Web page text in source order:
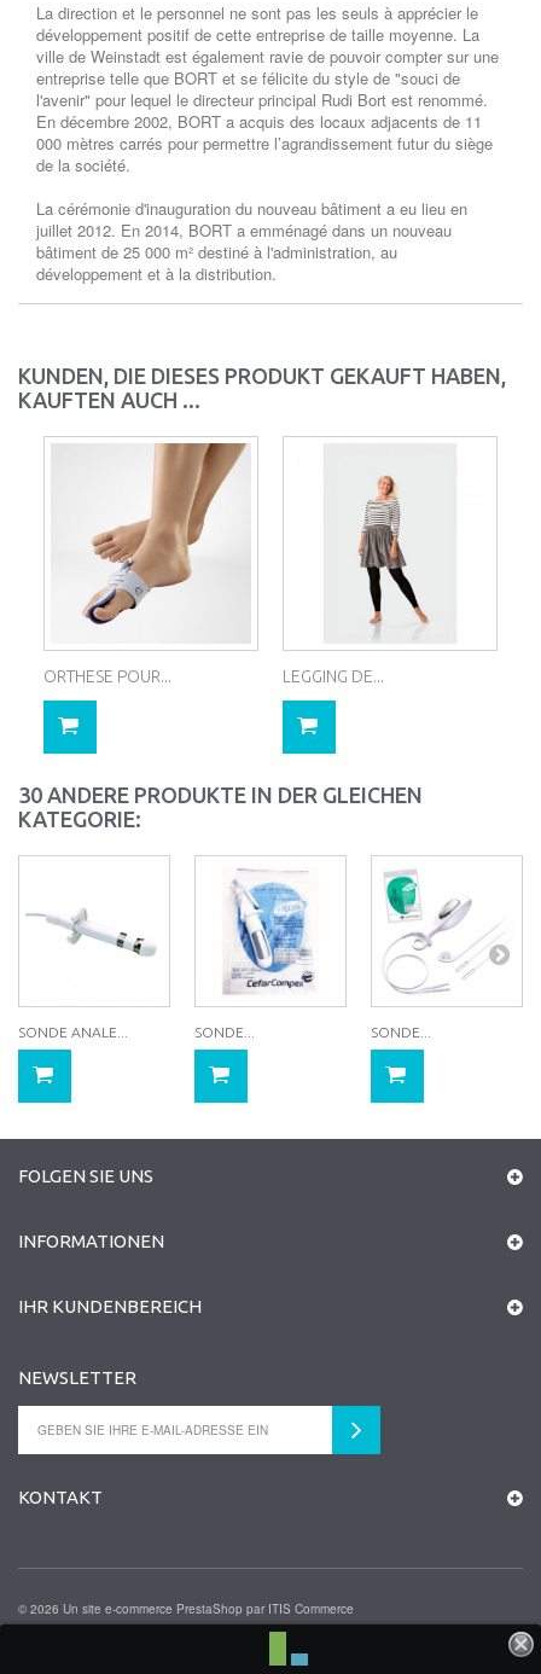
La direction et le personnel ne sont pas les seuls à apprécier le
développement positif de cette entreprise de taille moyenne. La
ville de Weinstadt est également ravie de pouvoir compter sur une
entreprise telle que BORT et se félicite du style de "souci de
l'avenir" pour lequel le directeur principal Rudi Bort est renommé.
En décembre 2002, BORT a acquis des locaux adjacents de 11
000 mètres carrés pour permettre l’agrandissement futur du siège
de la société.
La cérémonie d'inauguration du nouveau bâtiment a eu lieu en
juillet 2012. En 2014, BORT a emménagé dans un nouveau
bâtiment de 25 000 m² destiné à l'administration, au
développement et à la distribution.
KUNDEN, DIE DIESES PRODUKT GEKAUFT HABEN,
KAUFTEN AUCH ...
ORTHESE POUR... LEGGING DE...
30 ANDERE PRODUKTE IN DER GLEICHEN
KATEGORIE:
SONDE ANALE... SONDE... SONDE...
FOLGEN SIE UNS
INFORMATIONEN
© 2026 Un site e-commerce PrestaShop par ITIS Commerce
IHR KUNDENBEREICH
NEWSLETTER
KONTAKT